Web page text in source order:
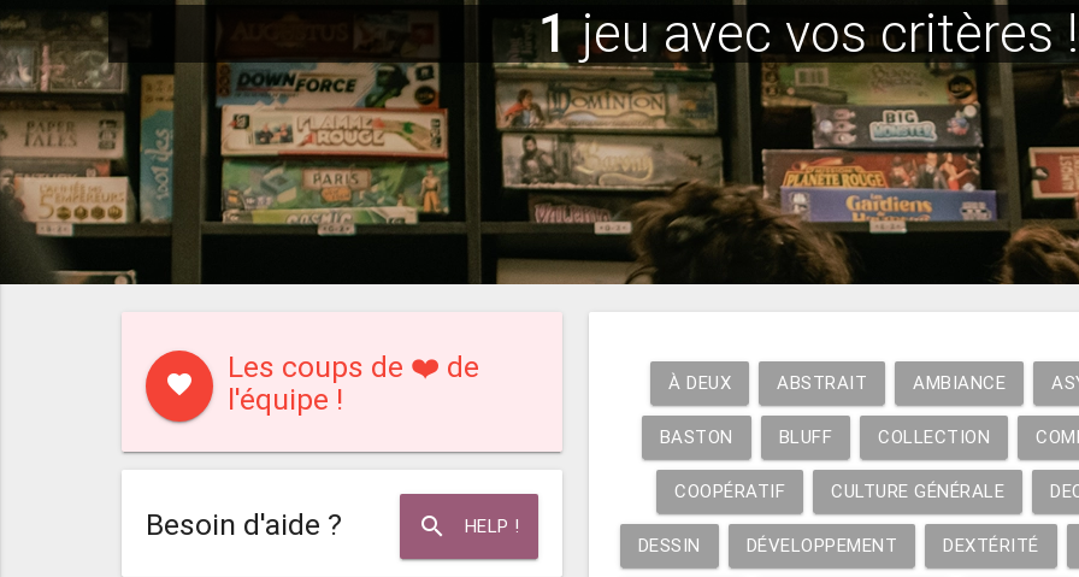
1jeu avec vos critères !
favorite
Les coups de ❤️ de
l'équipe !
search HELP !
Besoin d'aide ?
À DEUX ABSTRAIT AMBIANCE
BASTON BLUFF COLLECTION
COOPÉRATIF CULTURE GÉNÉRALE
DESSIN DÉVELOPPEMENT DEXTÉRITÉ